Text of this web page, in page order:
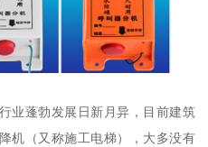
业蓬勃发展日新月异，目前建筑
机（又称施工电梯），大多没有